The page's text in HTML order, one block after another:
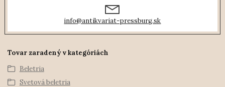
info@antikvariat-pressburg.sk
Tovar zaradený v kategóriách
Beletria
Svetová beletria